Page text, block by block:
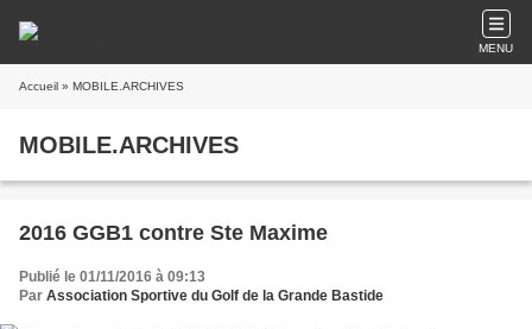
MENU
Accueil » MOBILE.ARCHIVES
MOBILE.ARCHIVES
2016 GGB1 contre Ste Maxime
Publié le 01/11/2016 à 09:13
Par Association Sportive du Golf de la Grande Bastide